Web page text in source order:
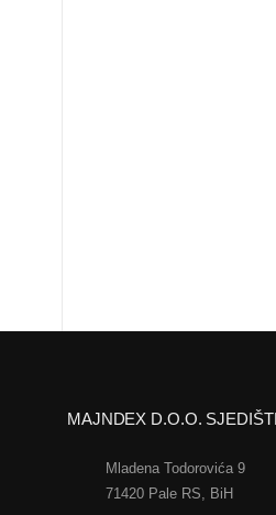
MAJNDEX D.O.O.
Mladena Todorovića 9
71420 Pale RS, BiH